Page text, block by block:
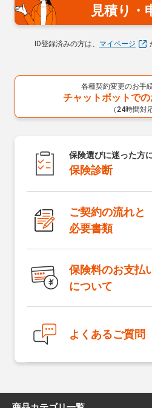
見積り・
ID登録済みの方は、 マイページ
各種契約変更のお手
チャットボットで
（24時間対
保険選びに迷った方
保険診断
ご契約の流れと
必要書類
保険料のお支払
について
よくあるご質問